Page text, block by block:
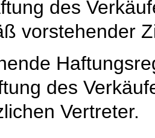
des
vorstehender
des
Vertreter.